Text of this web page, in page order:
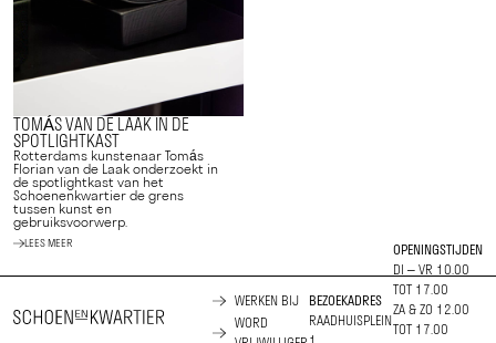
TOMÁS VAN DE LAAK IN DE
SPOTLIGHTKAST
Rotterdams kunstenaar Tomás
Florian van de Laak onderzoekt in
de spotlightkast van het
Schoenenkwartier de grens
tussen kunst en
gebruiksvoorwerp.
LEES MEER
WERKEN BIJ
WORD
BEZOEKADRES
RAADHUISPLEIN
OPENINGSTIJDEN
DI – VR 10.00
TOT 17.00
ZA & ZO 12.00
TOT 17.00